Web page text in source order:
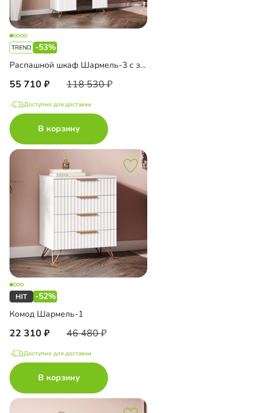
-53%
Распашной шкаф Шармель-3 с зеркалом
55 710 118 530
Доступно для доставки
В корзину
-52%
Комод Шармель-1
22 310 46 480
Доступно для доставки
В корзину